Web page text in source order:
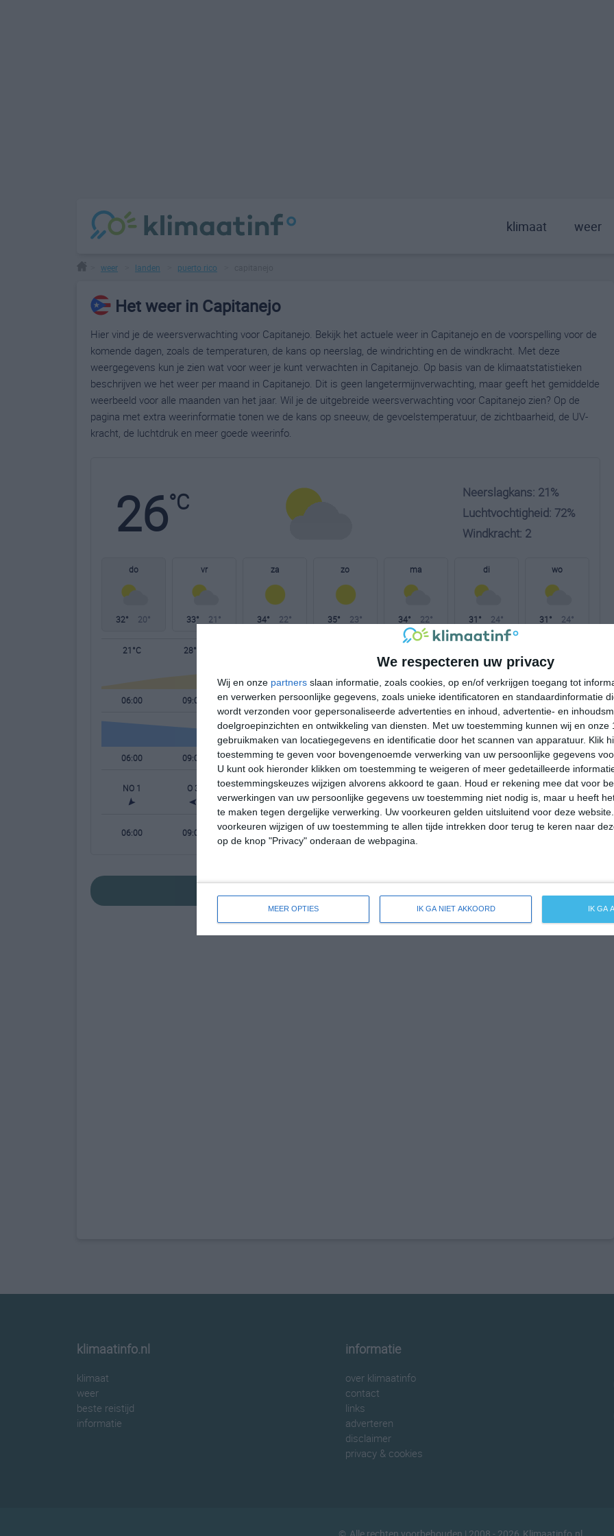
We respecteren uw privacy
Wij en onze partners slaan informatie, zoals cookies, op en/of verkrijgen toegang tot
en verwerken persoonlijke gegevens, zoals unieke identificatoren en standaardinformatie
wordt verzonden voor gepersonaliseerde advertenties en inhoud, advertentie- en
doelgroepinzichten en ontwikkeling van diensten.
Met uw toestemming kunnen wij en onze
gebruikmaken van locatiegegevens en identificatie door het scannen van apparatuur. Klik
toestemming te geven voor bovengenoemde verwerking van uw persoonlijke gegevens
U kunt ook hieronder klikken om toestemming te weigeren of meer gedetailleerde
toestemmingskeuzes wijzigen alvorens akkoord te gaan.
Houd er rekening mee dat voor
verwerkingen van uw persoonlijke gegevens uw toestemming niet nodig is, maar u heeft
te maken tegen dergelijke verwerking. Uw voorkeuren gelden uitsluitend voor deze
voorkeuren wijzigen of uw toestemming te allen tijde intrekken door terug te keren naar
op de knop "Privacy" onderaan de webpagina.
MEER OPTIES IK GA NIET AKKOORD IK GA
klimaat weer
weer landen puerto rico
Het weer in Capitanejo
Hier vind je de weersverwachting voor Capitanejo. Bekijk het actuele weer in Capitanejo en de voorspelling voor de
komende dagen, zoals de temperaturen, de kans op neerslag, de windrichting en de windkracht. Met deze
weergegevens kun je zien wat voor weer je kunt verwachten in Capitanejo. Op basis van de klimaatstatistieken
beschrijven we het weer per maand in Capitanejo. Dit is geen langetermijnverwachting, maar geeft het gemiddelde
weerbeeld voor alle maanden van het jaar. Wil je de uitgebreide weersverwachting voor Capitanejo zien? Op de
pagina met extra weerinformatie tonen we de kans op sneeuw, de gevoelstemperatuur, de zichtbaarheid, de UV-
kracht, de luchtdruk en meer goede weerinfo.
26°C
Neerslagkans: 21%
Luchtvochtigheid: 72%
Windkracht: 2
do
32° 20°
vr
33° 21°
za
34° 22°
zo
35° 23°
ma
34° 22°
di
31° 24°
wo
31° 24°
21°C 28°C
06:00 09:00 12:00 15:00 18:00 21:00 00:00 03:00
06:00 09:00 12:00 15:00 18:00 21:00 00:00 03:00
NO 1 O 3 OZO 3 ZO 3 OZO 4 NO 1 N 2 NNO 2
06:00 09:00 12:00 15:00 18:00 21:00 00:00 03:00
klimaatinfo.nl
klimaat
weer
beste reistijd
informatie
informatie
over klimaatinfo
contact
links
adverteren
disclaimer
privacy & cookies
© Alle rechten voorbehouden | 2008 - 2026 Klimaatinfo.nl